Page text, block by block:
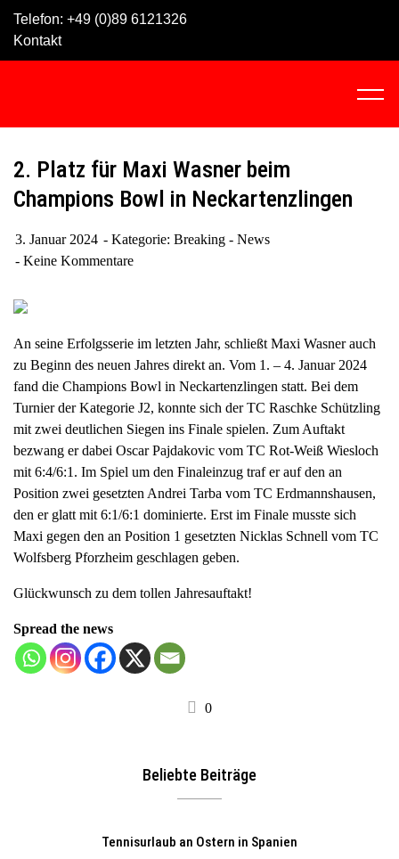
Telefon: +49 (0)89 6121326
Kontakt
C
2. Platz für Maxi Wasner beim
Champions Bowl in Neckartenzlingen
3. Januar 2024 Kategorie: Breaking - News
Keine Kommentare
An seine Erfolgsserie im letzten Jahr, schließt Maxi Wasner auch
zu Beginn des neuen Jahres direkt an. Vom 1. – 4. Januar 2024
fand die Champions Bowl in Neckartenzlingen statt. Bei dem
Turnier der Kategorie J2, konnte sich der TC Raschke Schützling
mit zwei deutlichen Siegen ins Finale spielen. Zum Auftakt
bezwang er dabei Oscar Pajdakovic vom TC Rot-Weiß Wiesloch
mit 6:4/6:1. Im Spiel um den Finaleinzug traf er auf den an
Position zwei gesetzten Andrei Tarba vom TC Erdmannshausen,
den er glatt mit 6:1/6:1 dominierte. Erst im Finale musste sich
Maxi gegen den an Position 1 gesetzten Nicklas Schnell vom TC
Wolfsberg Pforzheim geschlagen geben.
Glückwunsch zu dem tollen Jahresauftakt!
Spread the news
0
Beliebte Beiträge
Tennisurlaub an Ostern in Spanien